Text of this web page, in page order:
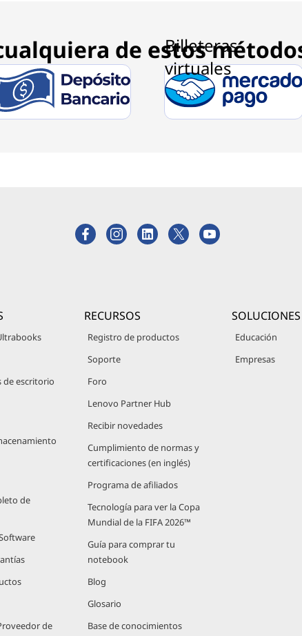
de estos
escritorio
de
de
RECURSOS
Registro de productos
Soporte
Foro
Lenovo Partner Hub
Recibir novedades
Cumplimiento de normas y
certificaciones (en inglés)
Programa de afiliados
Tecnología para ver la Copa
Mundial de la FIFA 2026™
Guía para comprar tu
notebook
Blog
Glosario
Base de conocimientos
Educación
Empresas